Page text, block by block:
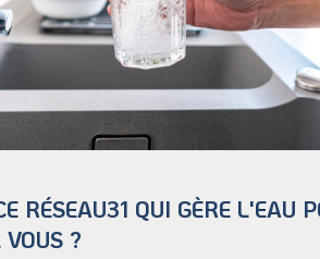
RÉSEAU31 QUI GÈRE L'EAU
VOUS ?